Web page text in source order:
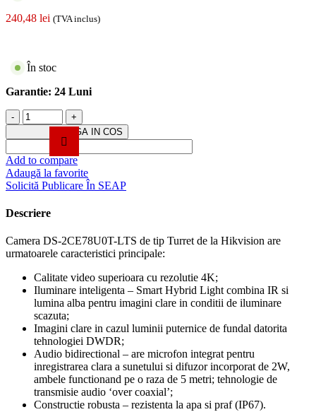
240,48 lei (TVA inclus)
În stoc
Garantie: 24 Luni
Cantitate
Camera
analog
4K,
lentila
2.8mm,
IR
WL
TVI,
Audio
coaxial'
-
HIKVISION
DS-
2CE78U0T-
LTS-
2.8mm
ADAUGA IN COS
Add to compare
Adaugă la favorite
Solicită Publicare În SEAP
Descriere
Camera DS-2CE78U0T-LTS de tip Turret de la Hikvision are
urmatoarele caracteristici principale:
Calitate video superioara cu rezolutie 4K;
Iluminare inteligenta – Smart Hybrid Light combina IR si
lumina alba pentru imagini clare in conditii de iluminare
scazuta;
Imagini clare in cazul luminii puternice de fundal datorita
tehnologiei DWDR;
Audio bidirectional – are microfon integrat pentru
inregistrarea clara a sunetului si difuzor incorporat de 2W,
ambele functionand pe o raza de 5 metri; tehnologie de
transmisie audio ‘over coaxial’;
Constructie robusta – rezistenta la apa si praf (IP67).